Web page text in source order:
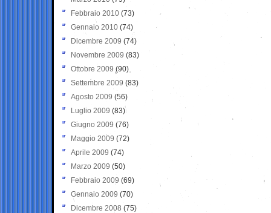
Febbraio 2010 (73)
Gennaio 2010 (74)
Dicembre 2009 (74)
Novembre 2009 (83)
Ottobre 2009 (90)
Settembre 2009 (83)
Agosto 2009 (56)
Luglio 2009 (83)
Giugno 2009 (76)
Maggio 2009 (72)
Aprile 2009 (74)
Marzo 2009 (50)
Febbraio 2009 (69)
Gennaio 2009 (70)
Dicembre 2008 (75)